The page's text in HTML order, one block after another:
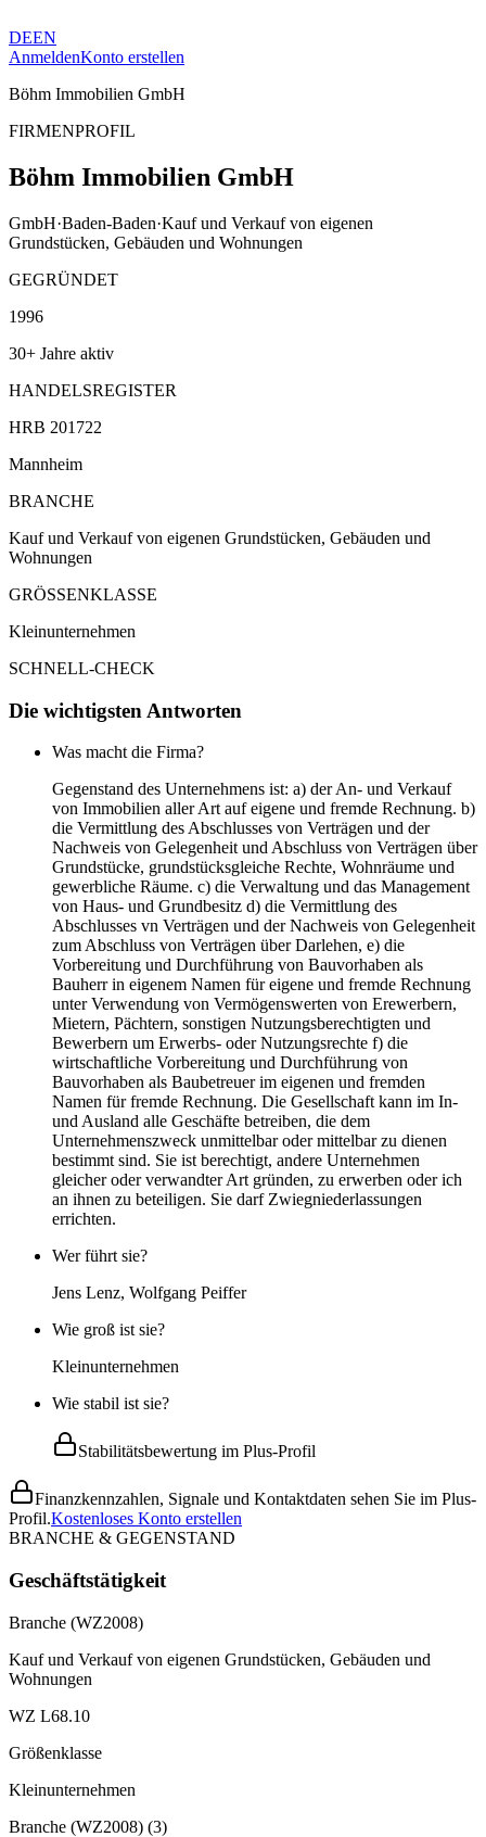
DEEN
AnmeldenKonto erstellen
Böhm Immobilien GmbH
FIRMENPROFIL
Böhm Immobilien GmbH
GmbH·Baden-Baden·Kauf und Verkauf von eigenen
Grundstücken, Gebäuden und Wohnungen
GEGRÜNDET
1996
30+ Jahre aktiv
HANDELSREGISTER
HRB 201722
Mannheim
BRANCHE
Kauf und Verkauf von eigenen Grundstücken, Gebäuden und
Wohnungen
GRÖSSENKLASSE
Kleinunternehmen
SCHNELL-CHECK
Die wichtigsten Antworten
Was macht die Firma?
Gegenstand des Unternehmens ist: a) der An- und Verkauf
von Immobilien aller Art auf eigene und fremde Rechnung. b)
die Vermittlung des Abschlusses von Verträgen und der
Nachweis von Gelegenheit und Abschluss von Verträgen über
Grundstücke, grundstücksgleiche Rechte, Wohnräume und
gewerbliche Räume. c) die Verwaltung und das Management
von Haus- und Grundbesitz d) die Vermittlung des
Abschlusses vn Verträgen und der Nachweis von Gelegenheit
zum Abschluss von Verträgen über Darlehen, e) die
Vorbereitung und Durchführung von Bauvorhaben als
Bauherr in eigenem Namen für eigene und fremde Rechnung
unter Verwendung von Vermögenswerten von Erewerbern,
Mietern, Pächtern, sonstigen Nutzungsberechtigten und
Bewerbern um Erwerbs- oder Nutzungsrechte f) die
wirtschaftliche Vorbereitung und Durchführung von
Bauvorhaben als Baubetreuer im eigenen und fremden
Namen für fremde Rechnung. Die Gesellschaft kann im In-
und Ausland alle Geschäfte betreiben, die dem
Unternehmenszweck unmittelbar oder mittelbar zu dienen
bestimmt sind. Sie ist berechtigt, andere Unternehmen
gleicher oder verwandter Art gründen, zu erwerben oder ich
an ihnen zu beteiligen. Sie darf Zwiegniederlassungen
errichten.
Wer führt sie?
Jens Lenz, Wolfgang Peiffer
Wie groß ist sie?
Kleinunternehmen
Wie stabil ist sie?
Stabilitätsbewertung im Plus-Profil
Finanzkennzahlen, Signale und Kontaktdaten sehen Sie im Plus-
Profil.Kostenloses Konto erstellen
BRANCHE & GEGENSTAND
Geschäftstätigkeit
Branche (WZ2008)
Kauf und Verkauf von eigenen Grundstücken, Gebäuden und
Wohnungen
WZ L68.10
Größenklasse
Kleinunternehmen
Branche (WZ2008) (3)